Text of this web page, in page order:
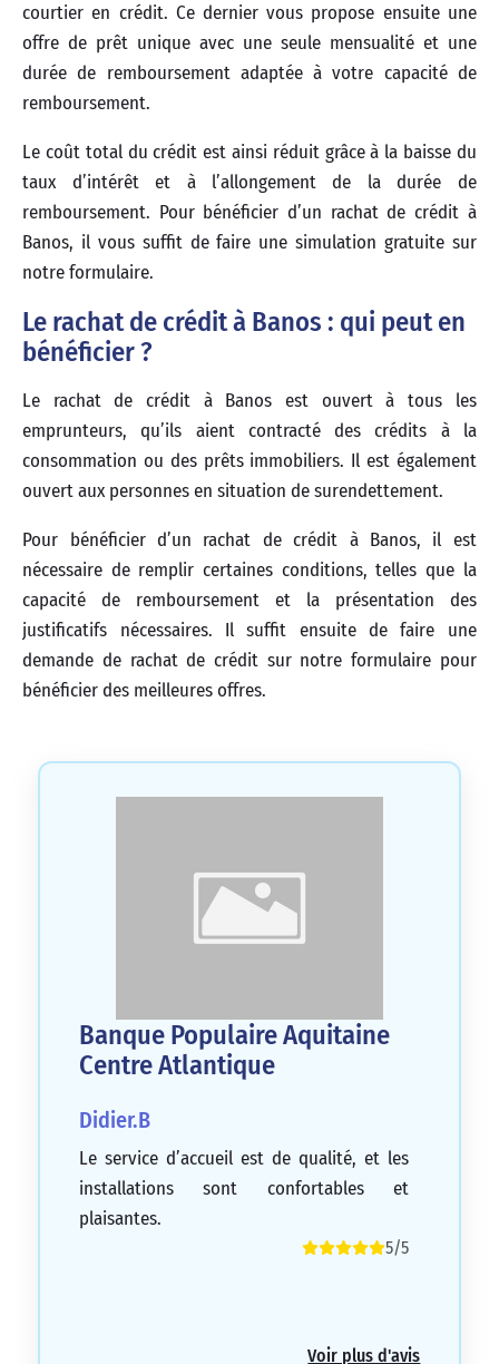
courtier en crédit. Ce dernier vous propose ensuite une
offre de prêt unique avec une seule mensualité et une
durée de remboursement adaptée à votre capacité de
remboursement.
Le coût total du crédit est ainsi réduit grâce à la baisse du
taux d’intérêt et à l’allongement de la durée de
remboursement. Pour bénéficier d’un rachat de crédit à
Banos, il vous suffit de faire une simulation gratuite sur
notre formulaire.
Le rachat de crédit à Banos : qui peut en
bénéficier ?
Le rachat de crédit à Banos est ouvert à tous les
emprunteurs, qu’ils aient contracté des crédits à la
consommation ou des prêts immobiliers. Il est également
ouvert aux personnes en situation de surendettement.
Pour bénéficier d’un rachat de crédit à Banos, il est
nécessaire de remplir certaines conditions, telles que la
capacité de remboursement et la présentation des
justificatifs nécessaires. Il suffit ensuite de faire une
demande de rachat de crédit sur notre formulaire pour
bénéficier des meilleures offres.
Banque Populaire Aquitaine
Centre Atlantique
Didier.B
Le service d’accueil est de qualité, et les
installations sont confortables et
plaisantes.
5/5
Voir plus d'avis